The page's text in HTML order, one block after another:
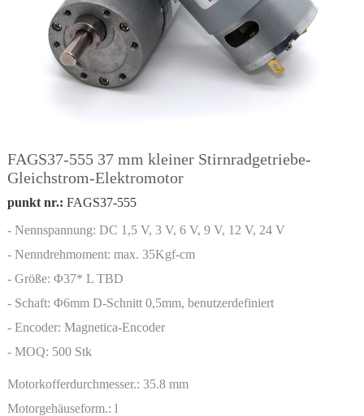
FAGS37-555 37 mm kleiner Stirnradgetriebe-
Gleichstrom-Elektromotor
punkt nr.: FAGS37-555
- Nennspannung: DC 1,5 V, 3 V, 6 V, 9 V, 12 V, 24 V
- Nenndrehmoment: max. 35Kgf-cm
- Größe: Φ37* L TBD
- Schaft: Φ6mm D-Schnitt 0,5mm, benutzerdefiniert
- Encoder: Magnetica-Encoder
- MOQ: 500 Stk
Motorkofferdurchmesser.: 35.8 mm
Motorgehäuseform.: l